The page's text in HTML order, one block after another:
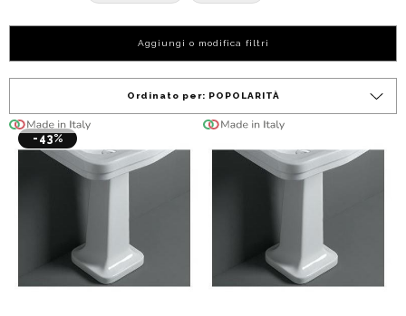
Aggiungi o modifica filtri
Ordinato per: POPOLARITÀ
-43%